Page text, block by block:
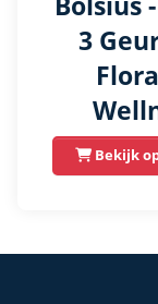
3
Bekijk